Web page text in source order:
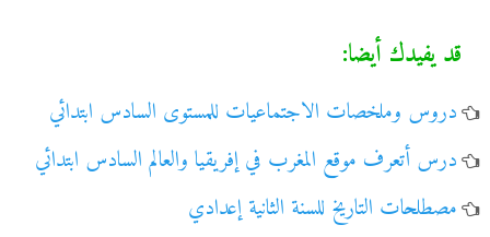
قد يفيدك أيضا:
دروس وملخصات الاجتماعيات للمستوى السادس ابتدائي
درس أتعرف موقع المغرب في إفريقيا والعالم السادس ابتدائي
مصطلحات التاريخ للسنة الثانية إعدادي